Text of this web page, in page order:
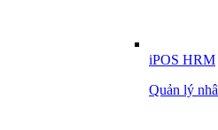
iPOS HRM
Quản lý